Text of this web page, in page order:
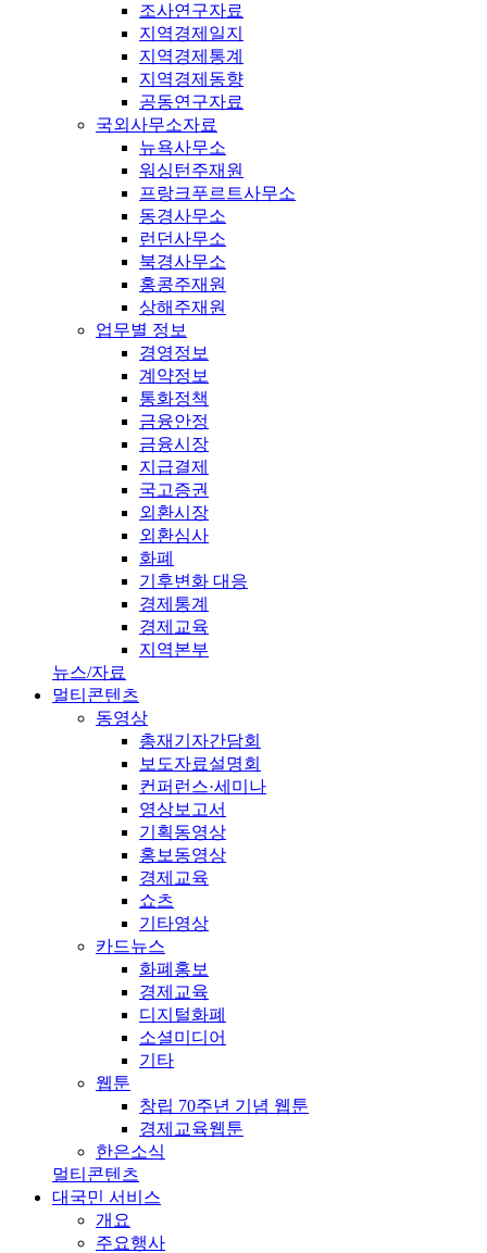
조사연구자료
지역경제일지
지역경제통계
지역경제동향
공동연구자료
국외사무소자료
뉴욕사무소
워싱턴주재원
프랑크푸르트사무소
동경사무소
런던사무소
북경사무소
홍콩주재원
상해주재원
업무별 정보
경영정보
계약정보
통화정책
금융안정
금융시장
지급결제
국고증권
외환시장
외환심사
화폐
기후변화 대응
경제통계
경제교육
지역본부
뉴스/자료
멀티콘텐츠
동영상
총재기자간담회
보도자료설명회
컨퍼런스·세미나
영상보고서
기획동영상
홍보동영상
경제교육
쇼츠
기타영상
카드뉴스
화폐홍보
경제교육
디지털화폐
소셜미디어
기타
웹툰
창립 70주년 기념 웹툰
경제교육웹툰
한은소식
멀티콘텐츠
대국민 서비스
개요
주요행사